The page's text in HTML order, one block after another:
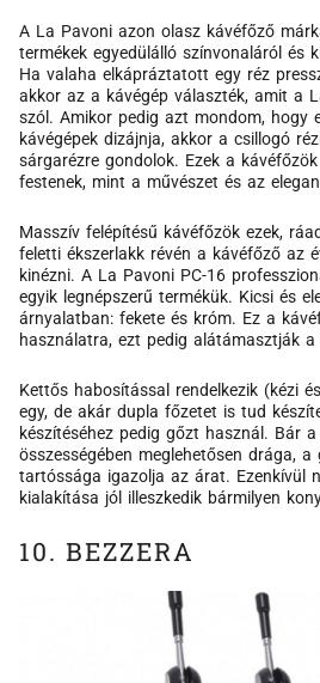
A La Pavoni azon olasz kávéfőző
termékek egyedülálló színvonaláról és
Ha valaha elkápráztatott egy réz
akkor az a kávégép választék, amit a
szól. Amikor pedig azt mondom, hogy
kávégépek dizájnja, akkor a csillogó
sárgarézre gondolok. Ezek a
festenek, mint a művészet és az
Masszív felépítésű kávéfőzök ezek,
feletti ékszerlakk révén a kávéfőző az
kinézni. A La Pavoni PC-16
egyik legnépszerű termékük. Kicsi és
árnyalatban: fekete és króm. Ez a
használatra, ezt pedig alátámasztják
Kettős habosítással rendelkezik (kézi
egy, de akár dupla főzetet is tud
készítéséhez pedig gőzt használ. Bár
összességében meglehetősen drága, a
tartóssága igazolja az árat. Ezenkívül
kialakítása jól illeszkedik bármilyen
10. BEZZERA